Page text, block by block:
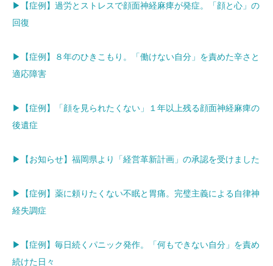
▶【症例】過労とストレスで顔面神経麻痺が発症。「顔と心」の
回復
▶【症例】８年のひきこもり。「働けない自分」を責めた辛さと
適応障害
▶【症例】「顔を見られたくない」１年以上残る顔面神経麻痺の
後遺症
▶【お知らせ】福岡県より「経営革新計画」の承認を受けました
▶【症例】薬に頼りたくない不眠と胃痛。完璧主義による自律神
経失調症
▶【症例】毎日続くパニック発作。「何もできない自分」を責め
続けた日々